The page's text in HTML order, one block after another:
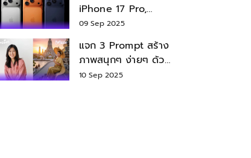
iPhone 17 Pro,
iPhone 17 Air สเปค
09 Sep 2025
แจก 3 Prompt สร้าง
ภาพสนุกๆ ง่ายๆ ด้วย
Nano Banana ใน
10 Sep 2025